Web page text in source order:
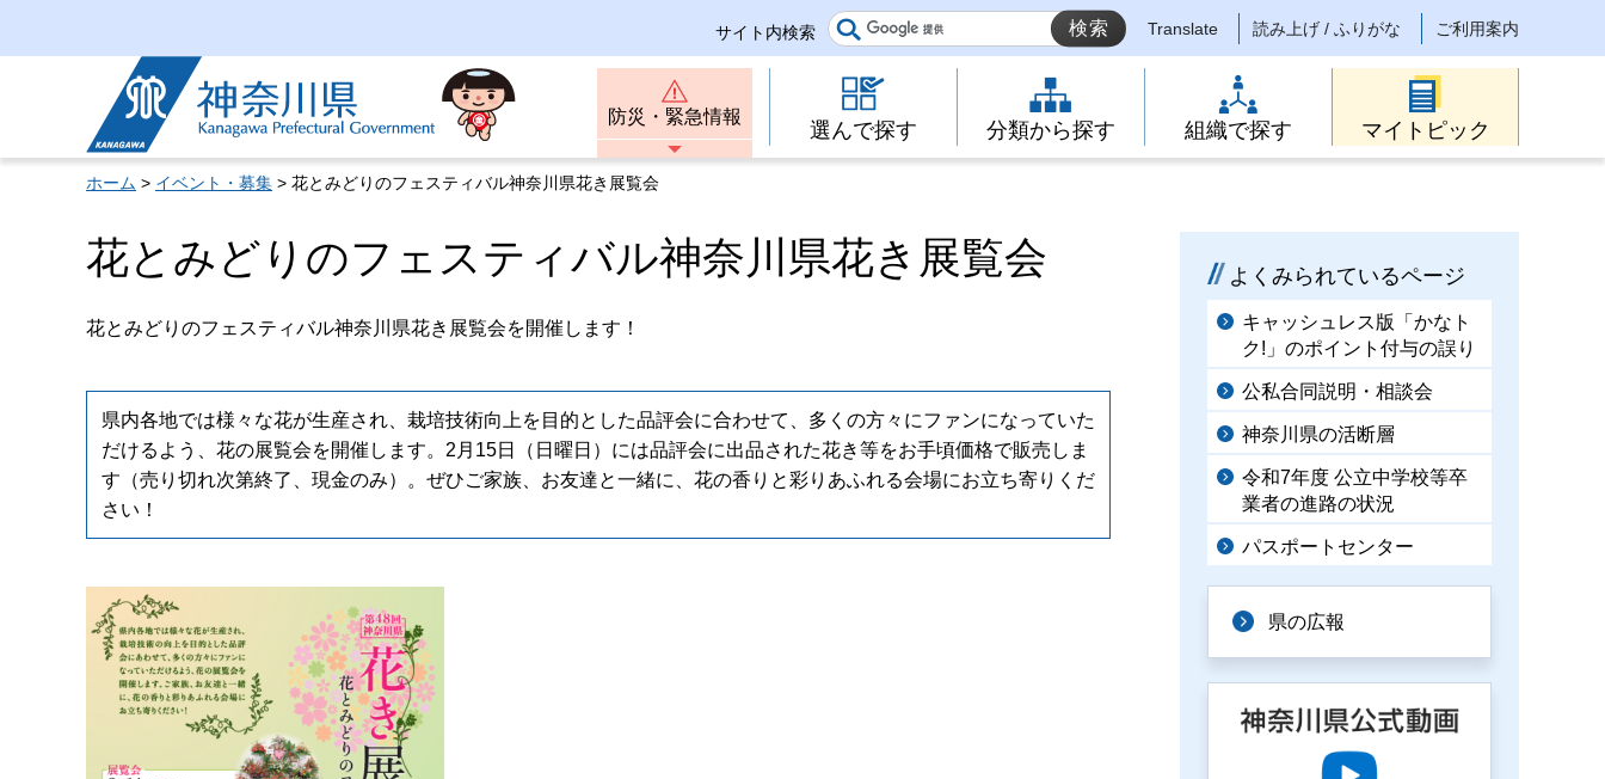
サイト内検索 Translate 読み上げ / ふりがな ご利用案内
神奈川県
防災・緊急情報
選んで探す 分類から探す 組織で探す マイトピック
ホーム > イベント・募集 > 花とみどりのフェスティバル神奈川県花き展覧会
花とみどりのフェスティバル神奈川県花き展覧会
花とみどりのフェスティバル神奈川県花き展覧会を開催します！
県内各地では様々な花が生産され、栽培技術向上を目的とした品評会に合わせて、多くの方々にファンになっていた
だけるよう、花の展覧会を開催します。2月15日（日曜日）には品評会に出品された花き等をお手頃価格で販売しま
す（売り切れ次第終了、現金のみ）。ぜひご家族、お友達と一緒に、花の香りと彩りあふれる会場にお立ち寄りくだ
さい！
よくみられているページ
キャッシュレス版「かなト
ク!」のポイント付与の誤り
公私合同説明・相談会
神奈川県の活断層
令和7年度 公立中学校等卒
業者の進路の状況
パスポートセンター
県の広報